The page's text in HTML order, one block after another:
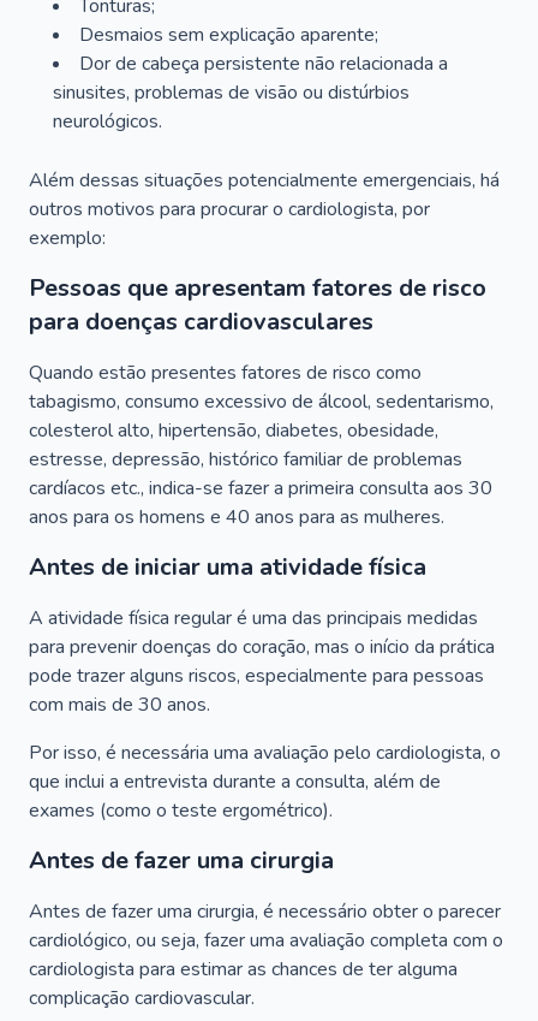
Tonturas;
Desmaios sem explicação aparente;
Dor de cabeça persistente não relacionada a
sinusites, problemas de visão ou distúrbios
neurológicos.
Além dessas situações potencialmente emergenciais, há
outros motivos para procurar o cardiologista, por
exemplo:
Pessoas que apresentam fatores de risco
para doenças cardiovasculares
Quando estão presentes fatores de risco como
tabagismo, consumo excessivo de álcool, sedentarismo,
colesterol alto, hipertensão, diabetes, obesidade,
estresse, depressão, histórico familiar de problemas
cardíacos etc., indica-se fazer a primeira consulta aos 30
anos para os homens e 40 anos para as mulheres.
Antes de iniciar uma atividade física
A atividade física regular é uma das principais medidas
para prevenir doenças do coração, mas o início da prática
pode trazer alguns riscos, especialmente para pessoas
com mais de 30 anos.
Por isso, é necessária uma avaliação pelo cardiologista, o
que inclui a entrevista durante a consulta, além de
exames (como o teste ergométrico).
Antes de fazer uma cirurgia
Antes de fazer uma cirurgia, é necessário obter o parecer
cardiológico, ou seja, fazer uma avaliação completa com o
cardiologista para estimar as chances de ter alguma
complicação cardiovascular.